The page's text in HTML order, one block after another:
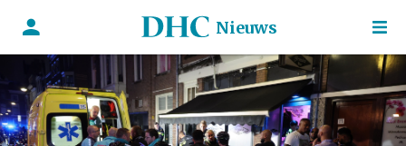
Nieuws